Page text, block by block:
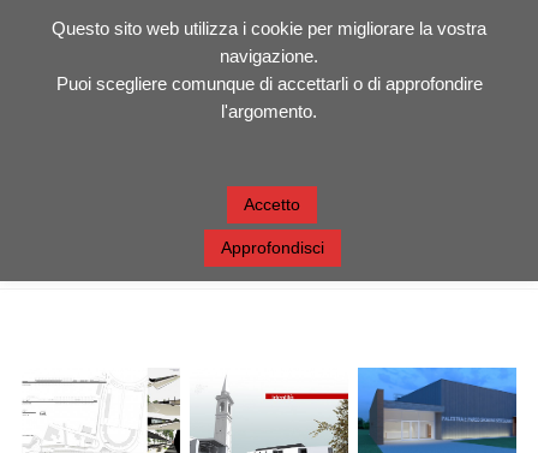
SORAMEL GASPARINI
Questo sito web utilizza i cookie per migliorare la vostra
navigazione.
Puoi scegliere comunque di accettarli o di approfondire
l'argomento.
Accetto
Approfondisci